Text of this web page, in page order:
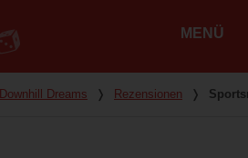
MENÜ
Downhill Dreams ❭ Rezensionen ❭